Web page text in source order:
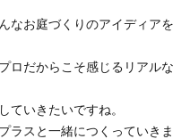
なお庭づくりのアイディアを
ロだからこそ感じるリアルな
ていきたいですね。
ラスと一緒につくっていきま